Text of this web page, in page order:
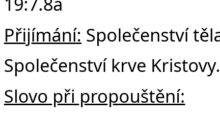
Přijímání: Společenství
Společenství krve Kristovy.
Slovo při propouštění: